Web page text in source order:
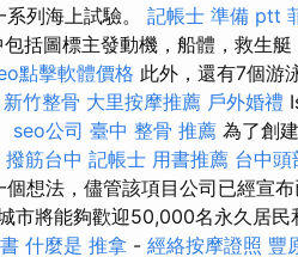
列海上試驗。 記帳士 準備 ptt
括圖標主發動機，船體，救生
點擊軟體價格 此外，還有7個游
新竹整骨 大里按摩推薦 戶外婚禮
seo公司 臺中 整骨 推薦 為了創
撥筋台中 記帳士 用書推薦 台中頭
想法，儘管該項目公司已經宣
市將能夠歡迎50,000名永久居
什麼是 推拿 - 經絡按摩證照 豐